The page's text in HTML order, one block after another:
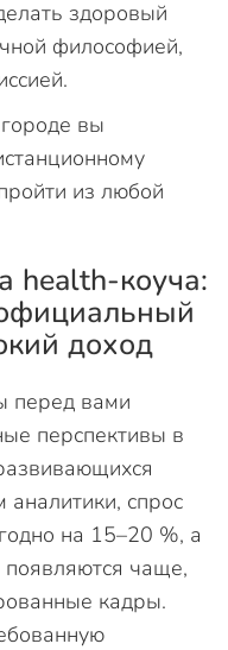
здоровый
философией,
вы
из любой
health-коуча:
доход
перед вами
перспективы в
спрос
на 15–20 %, а
появляются чаще,
кадры.